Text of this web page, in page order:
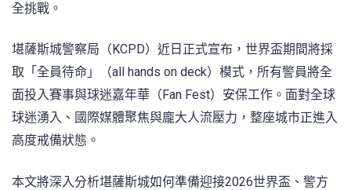
全挑戰。
堪薩斯城警察局（KCPD）近日正式宣布，世界盃期間將採
取「全員待命」（all hands on deck）模式，所有警員將全
面投入賽事與球迷嘉年華（Fan Fest）安保工作。面對全球
球迷湧入、國際媒體聚焦與龐大人流壓力，整座城市正進入
高度戒備狀態。
本文將深入分析堪薩斯城如何準備迎接2026世界盃、警方